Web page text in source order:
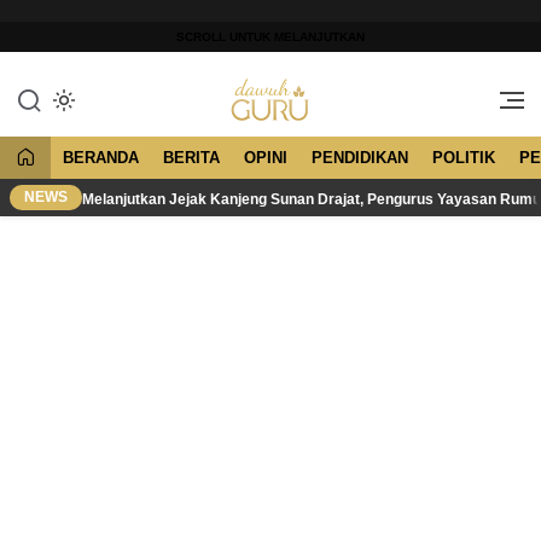
konten
Dawuh Guru
Merawat Tradisi, Membangun
BERANDA BERITA OPINI PENDIDIKAN POLITIK
NEWS Melanjutkan Jejak Kanjeng Sunan Drajat, Pengurus Yayasan